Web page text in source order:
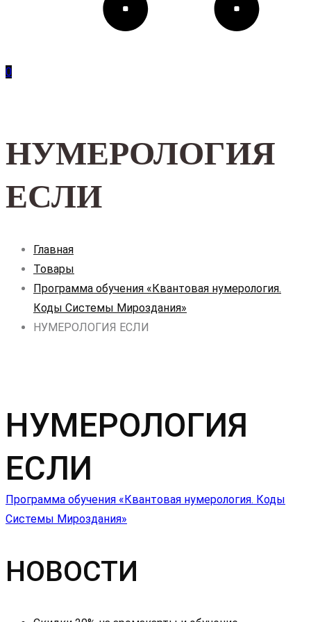
0
НУМЕРОЛОГИЯ
ЕСЛИ
Главная
Товары
Программа обучения «Квантовая нумерология.
Коды Системы Мироздания»
НУМЕРОЛОГИЯ ЕСЛИ
НУМЕРОЛОГИЯ
ЕСЛИ
Навигация
записям
Программа обучения «Квантовая нумерология. Коды
Системы Мироздания»
НОВОСТИ